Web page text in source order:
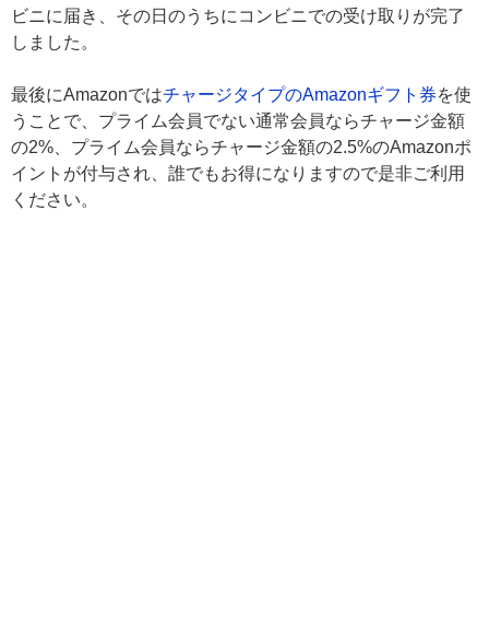
ビニに届き、その日のうちにコンビニでの受け取りが完了
しました。
最後にAmazonではチャージタイプのAmazonギフト券を使
うことで、プライム会員でない通常会員ならチャージ金額
の2%、プライム会員ならチャージ金額の2.5%のAmazonポ
イントが付与され、誰でもお得になりますので是非ご利用
ください。